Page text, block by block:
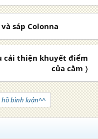
sáp Colonna
cải thiện khuyết điểm
của cằm 〉
bình luận^^